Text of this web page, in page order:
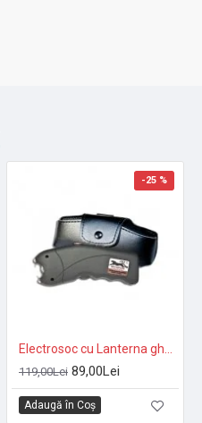
-25 %
119,00Lei 89,00Lei
Adaugă în Coş